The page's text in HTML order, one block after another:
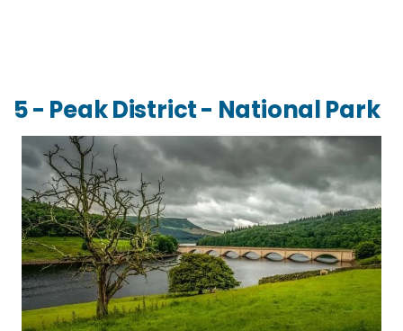
5 - Peak District - National Park